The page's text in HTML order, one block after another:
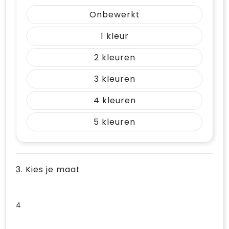
Vrije tijd en Strand
Waterflesjes
Winterse inspiratie
Themapakketten
Draagtassen
Golftassen
Trolleys
Goodiebags
Onbewerkt
1
2
3
4
5
3. Kies je maat
4